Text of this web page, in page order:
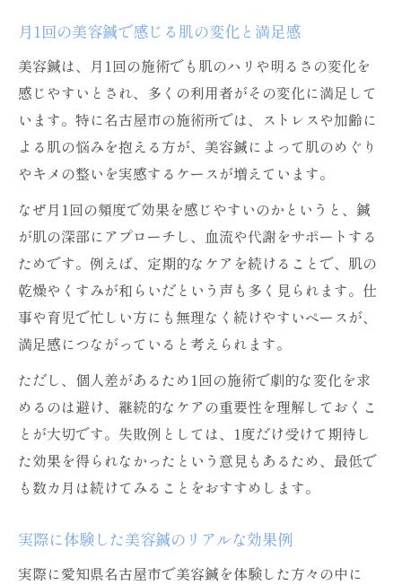
月1回の美容鍼で感じる肌の変化と満足感
美容鍼は、月1回の施術でも肌のハリや明るさの変化を
感じやすいとされ、多くの利用者がその変化に満足して
います。特に名古屋市の施術所では、ストレスや加齢に
よる肌の悩みを抱える方が、美容鍼によって肌のめぐり
やキメの整いを実感するケースが増えています。
なぜ月1回の頻度で効果を感じやすいのかというと、鍼
が肌の深部にアプローチし、血流や代謝をサポートする
ためです。例えば、定期的なケアを続けることで、肌の
乾燥やくすみが和らいだという声も多く見られます。仕
事や育児で忙しい方にも無理なく続けやすいペースが、
満足感につながっていると考えられます。
ただし、個人差があるため1回の施術で劇的な変化を求
めるのは避け、継続的なケアの重要性を理解しておくこ
とが大切です。失敗例としては、1度だけ受けて期待し
た効果を得られなかったという意見もあるため、最低で
も数カ月は続けてみることをおすすめします。
実際に体験した美容鍼のリアルな効果例
実際に愛知県名古屋市で美容鍼を体験した方々の中に